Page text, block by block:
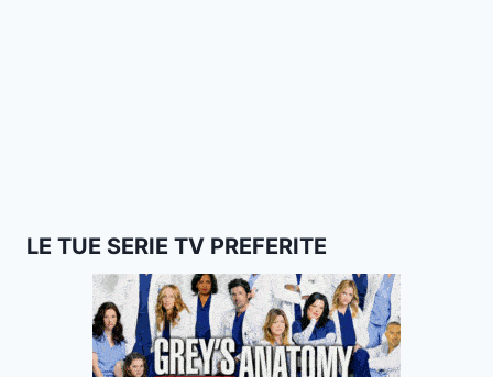
LE TUE SERIE TV PREFERITE